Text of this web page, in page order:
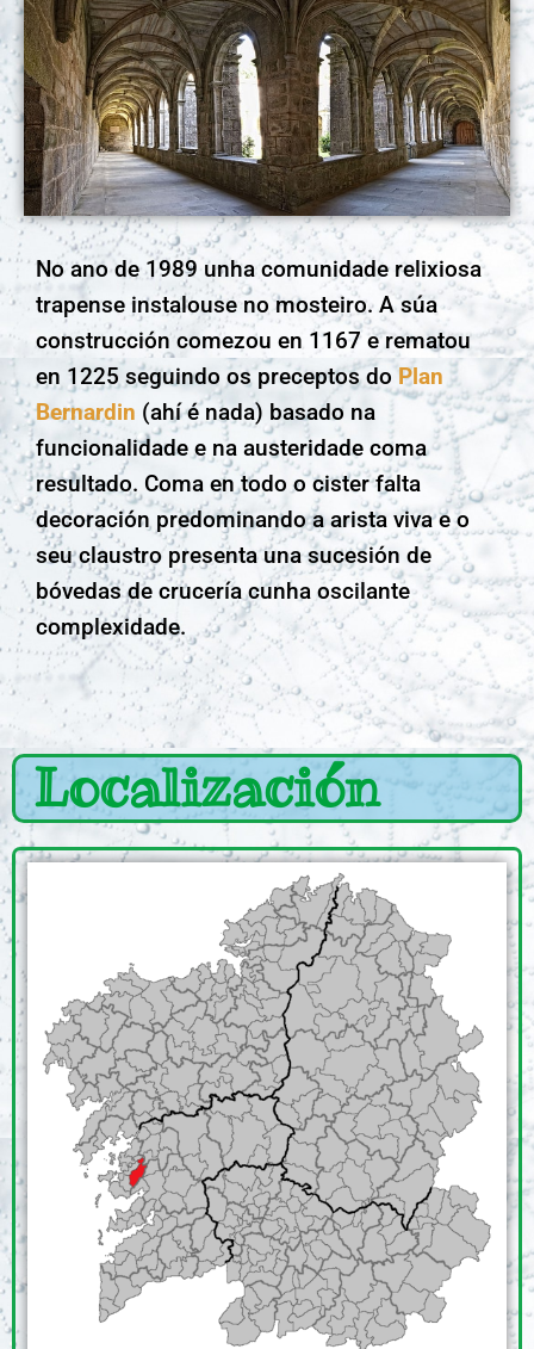
No ano de 1989 unha comunidade relixiosa
trapense instalouse no mosteiro. A súa
construcción comezou en 1167 e rematou
en 1225 seguindo os preceptos doPlan
Bernardin (ahí é nada) basado na
funcionalidade e na austeridade coma
resultado. Coma en todo o cister falta
decoración predominando a arista viva e o
seu claustro presenta una sucesión de
bóvedas de crucería cunha oscilante
complexidade.
Localización